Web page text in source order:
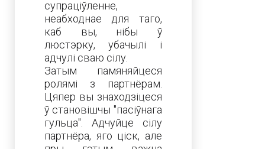
супраціўленне,
неабходнае для таго,
каб вы, нібы ў
люстэрку, убачылі і
адчулі сваю сілу.
Затым памяняйцеся
ролямі з партнёрам.
Цяпер вы знаходзіцеся
ў становішчы "пасіўнага
гульца". Адчуйце сілу
партнёра, яго ціск, але